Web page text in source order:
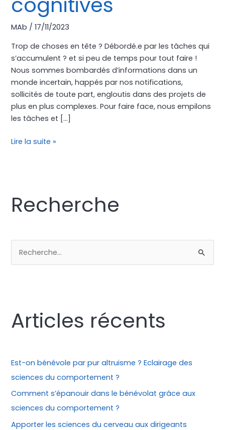
MAb /17/11/2023
Trop de choses en tête ? Débordé.e par les tâches qui
s’accumulent ? et si peu de temps pour tout faire !
Nous sommes bombardés d’informations dans un
monde incertain, happés par nos notifications,
sollicités de toute part, engloutis dans des projets de
plus en plus complexes. Pour faire face, nous empilons
les tâches et […]
Lire la suite »
Recherche
rArticles récents
Est-on bénévole par pur altruisme ? Eclairage des
sciences du comportement ?
Comment s’épanouir dans le bénévolat grâce aux
sciences du comportement ?
Apporter les sciences du cerveau aux dirigeants